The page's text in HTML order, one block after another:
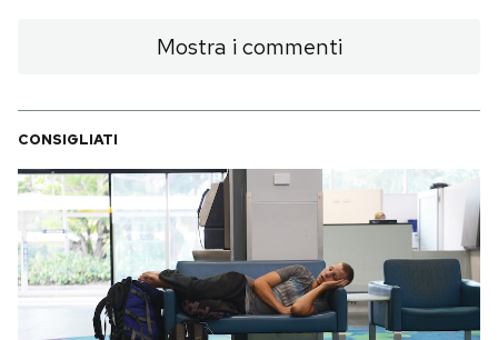
Mostra i commenti
CONSIGLIATI